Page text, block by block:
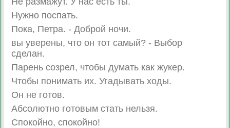
Нужно поспать.
Пока, Петра. - Доброй ночи.
вы уверены, что он тот самый? - Выбор
сделан.
Парень созрел, чтобы думать как жукер.
Чтобы понимать их. Угадывать ходы.
Он не готов.
Абсолютно готовым стать нельзя.
Спокойно, спокойно!